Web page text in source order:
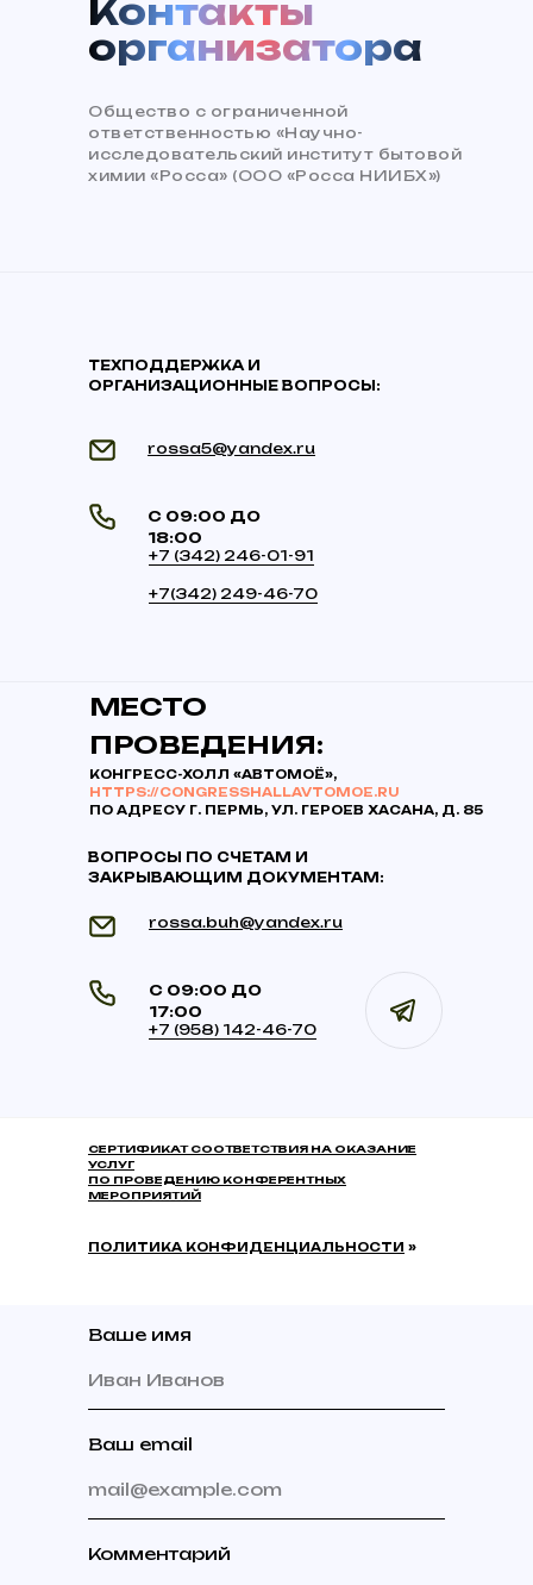
Контакты
организатора
ПОЛИТИКА КОНФИДЕНЦИАЛЬНОСТИ »
Общество с ограниченной
ответственностью «Научно-
исследовательский институт бытовой
химии «Росса» (ООО «Росса НИИБХ»)
СЕРТИФИКАТ СООТВЕТСТВИЯ НА ОКАЗАНИЕ
УСЛУГ
ПО ПРОВЕДЕНИЮ КОНФЕРЕНТНЫХ
МЕРОПРИЯТИЙ
Ваше имя
Иван Иванов
Ваш email
mail@example.com
Комментарий
rossa5@yandex.ru
ТЕХПОДДЕРЖКА И
ОРГАНИЗАЦИОННЫЕ ВОПРОСЫ:
ВОПРОСЫ ПО СЧЕТАМ И
ЗАКРЫВАЮЩИМ ДОКУМЕНТАМ:
МЕСТО
ПРОВЕДЕНИЯ:
КОНГРЕСС-ХОЛЛ «АВТОМОЁ»,
HTTPS://CONGRESSHALLAVTOMOE.RU
ПО АДРЕСУ Г. ПЕРМЬ, УЛ. ГЕРОЕВ ХАСАНА, Д. 85
rossa.buh@yandex.ru
+7 (342) 246-01-91
С 09:00 ДО
18:00
+7 (958) 142-46-70
С 09:00 ДО
17:00
+7(342) 249-46-70